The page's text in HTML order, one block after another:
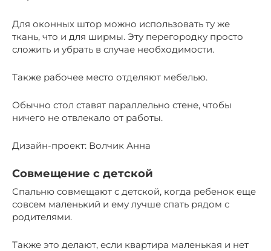
Для оконных штор можно использовать ту же
ткань, что и для ширмы. Эту перегородку просто
сложить и убрать в случае необходимости.
Также рабочее место отделяют мебелью.
Обычно стол ставят параллельно стене, чтобы
ничего не отвлекало от работы.
Дизайн-проект: Волчик Анна
Совмещение с детской
Спальню совмещают с детской, когда ребенок еще
совсем маленький и ему лучше спать рядом с
родителями.
Также это делают, если квартира маленькая и нет